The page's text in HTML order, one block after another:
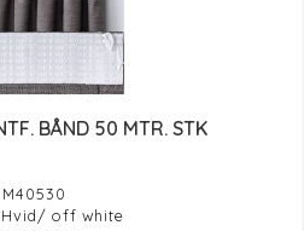
BÅND 50 MTR. STK
M40530
off white